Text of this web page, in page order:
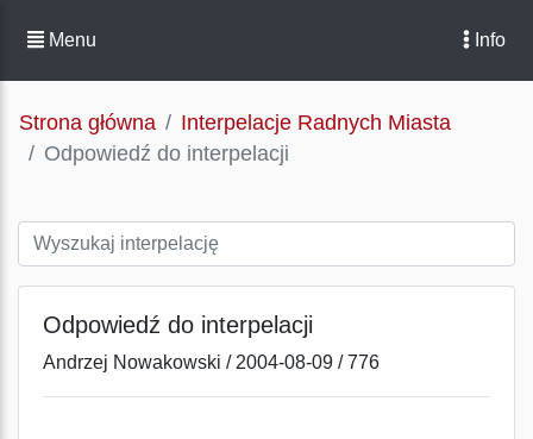
Menu Info
Strona główna
Interpelacje Radnych Miasta
Odpowiedź do interpelacji
Odpowiedź do interpelacji
Andrzej Nowakowski / 2004-08-09 / 776